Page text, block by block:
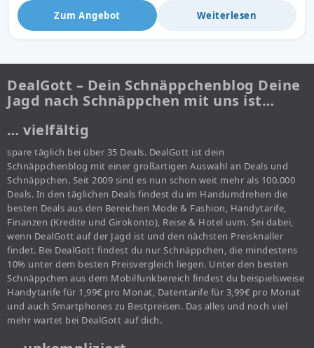
Zum Angebot Weiterlesen
DealGott – Dein Schnäppchenblog Deine
Jagd nach Schnäppchen mit uns ist…
… vielfältig
spare täglich bei über 35 Deals. DealGott ist dein
Schnäppchenblog mit einer großartigen Auswahl an Deals und
Schnäppchen. Seit 2009 sind es nun schon weit mehr als 100.000
Deals. In den täglichen Deals findest du im Handumdrehen die
besten Deals aus den Bereichen Mode & Fashion, Handytarife,
Finanzen (Kredite und Girokonto), Reise & Hotel uvm. Sei dabei,
wenn DealGott auf der Jagd ist und den nächsten Preisknaller
findet. Bei DealGott findest du nur Schnäppchen, die mindestens
10% unter dem besten Preisvergleich liegen. Unter den besten
Schnäppchen aus dem Mobilfunkbereich findest du beispielsweise
Handytarife für 1,99€ pro Monat, Datentarife für 3,99€ pro Monat
und auch Smartphones zu Bestpreisen. Das alles und noch viel
mehr wartet bei DealGott auf dich.